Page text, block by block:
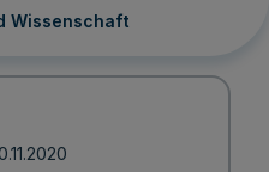
Wissenschaft